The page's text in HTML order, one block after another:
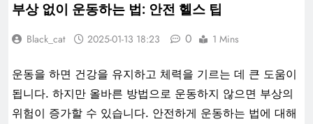
부상 없이 운동하는 법: 안전 헬스 팁
Black_cat 2025-01-13 18:23 0 1 Mins
운동을 하면 건강을 유지하고 체력을 기르는 데 큰 도움이
됩니다. 하지만 올바른 방법으로 운동하지 않으면 부상의
위험이 증가할 수 있습니다. 안전하게 운동하는 법에 대해